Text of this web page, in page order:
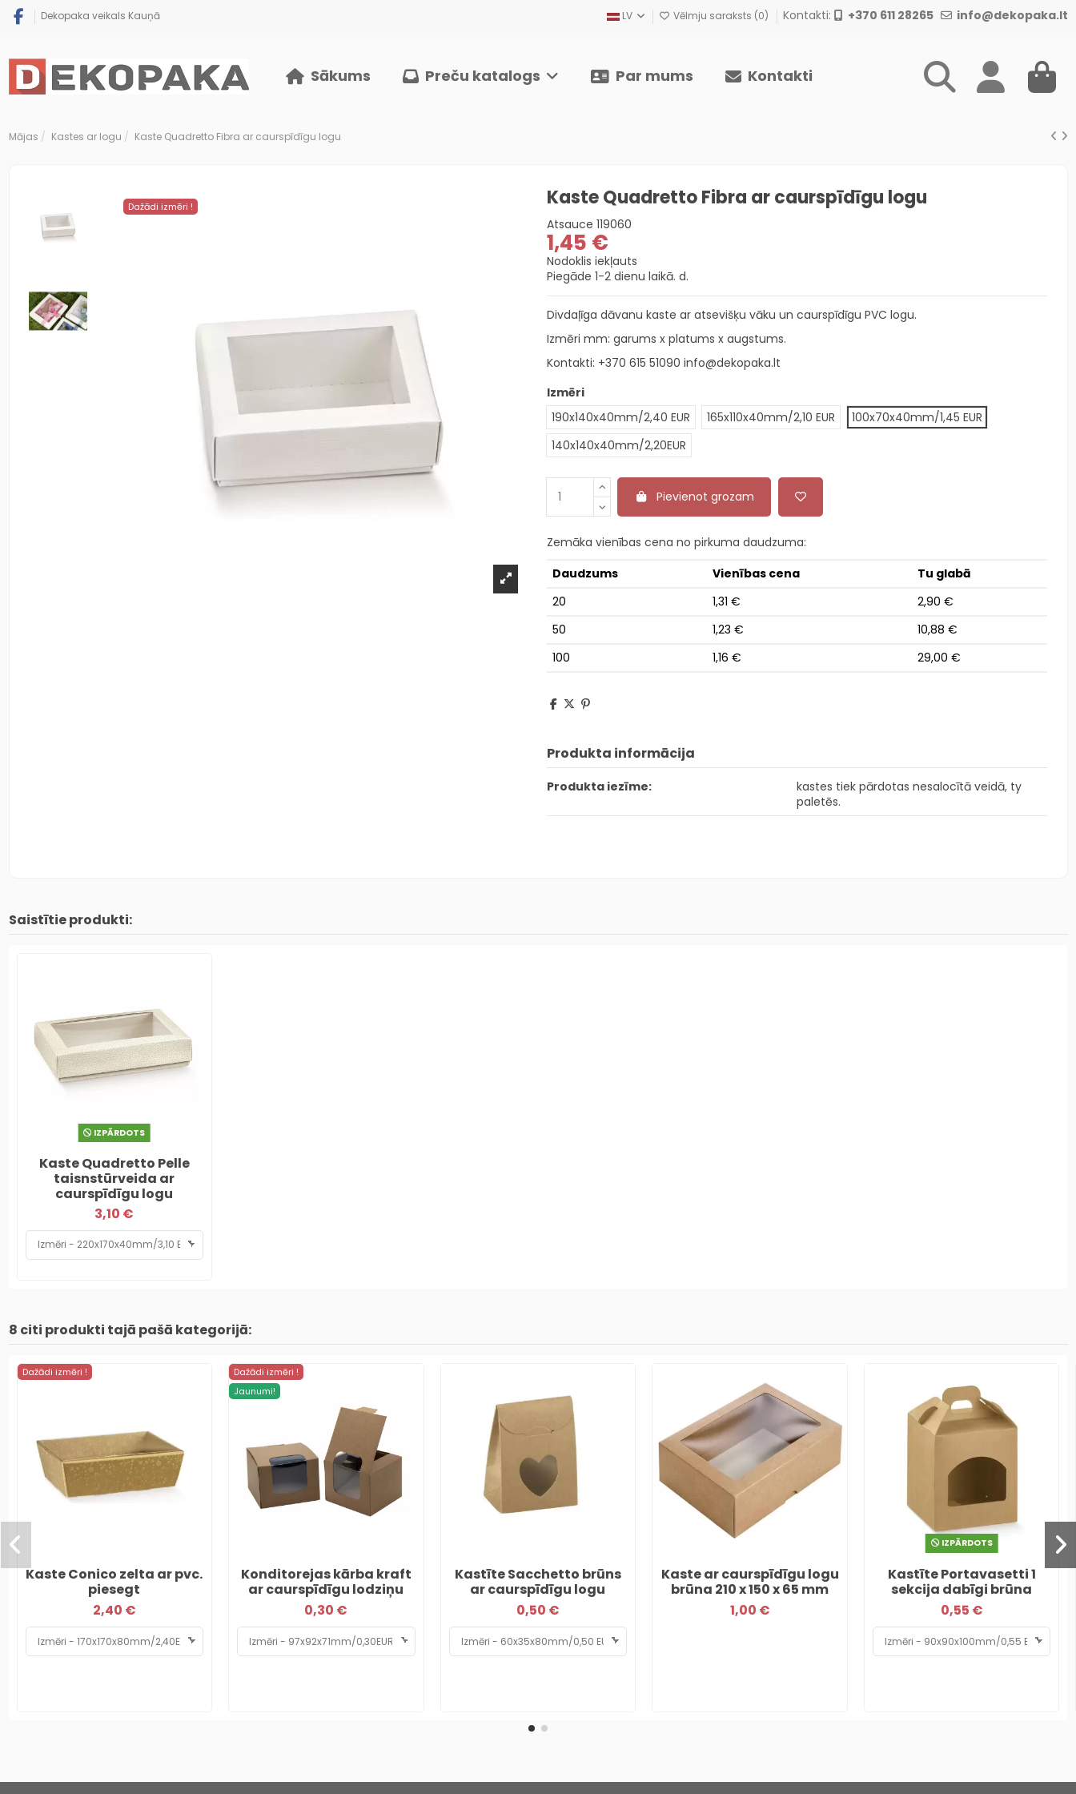
Dekopaka veikals Kauņā LV Vēlmju saraksts (0) Kontakti: +370 611 28265 info@dekopaka.lt
Sākums Preču katalogs Par mums Kontakti
Mājas Kastes ar logu Kaste Quadretto Fibra ar caurspīdīgu logu
Dažādi izmēri ! Kaste Quadretto Fibra ar caurspīdīgu logu
Atsauce 119060
1,45 €
Nodoklis iekļauts
Piegāde 1-2 dienu laikā. d.
Divdaļīga dāvanu kaste ar atsevišķu vāku un caurspīdīgu PVC logu.
Izmēri mm: garums x platums x augstums.
Kontakti: +370 615 51090 info@dekopaka.lt
Izmēri
190x140x40mm/2,40 EUR
165x110x40mm/2,10 EUR
100x70x40mm/1,45 EUR
140x140x40mm/2,20EUR
Pievienot grozam
Zemāka vienības cena no pirkuma daudzuma:
Daudzums
Vienības cena
Tu glabā
20
1,31 €
2,90 €
50
1,23 €
10,88 €
100
1,16 € 29,00 €
Produkta informācija
Produkta iezīme:
kastes tiek pārdotas nesalocītā veidā, ty
paletēs.
Saistītie produkti:
IZPĀRDOTS
Kaste Quadretto Pelle
taisnstūrveida ar
caurspīdīgu logu
3,10 €
8 citi produkti tajā pašā kategorijā:
Dažādi izmēri !
Kaste Conico zelta ar pvc.
piesegt
2,40 €
Dažādi izmēri !
Jaunumi!
Konditorejas kārba kraft
ar caurspīdīgu lodziņu
0,30 €
Kastīte Sacchetto brūns
ar caurspīdīgu logu
0,50 €
Kaste ar caurspīdīgu logu
brūna 210 x 150 x 65 mm
1,00 €
IZPĀRDOTS
Kastīte Portavasetti 1
sekcija dabīgi brūna
0,55 €